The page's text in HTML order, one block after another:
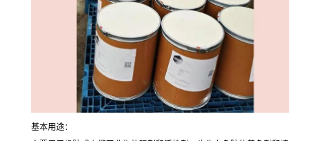
基本用途：